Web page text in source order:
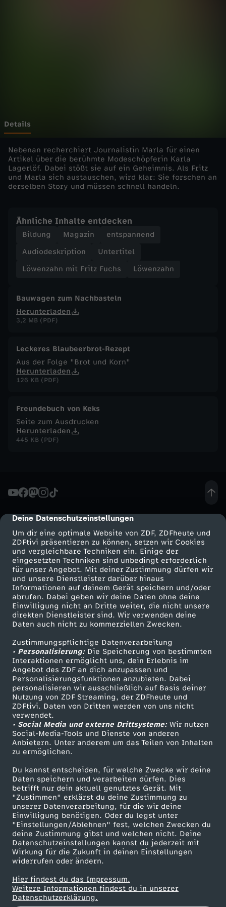
cmp-dialog-description
Deine Datenschutzeinstellungen
Um dir eine optimale Website von ZDF, ZDFheute und
ZDFtivi präsentieren zu können, setzen wir Cookies
und vergleichbare Techniken ein. Einige der
eingesetzten Techniken sind unbedingt erforderlich
für unser Angebot. Mit deiner Zustimmung dürfen wir
und unsere Dienstleister darüber hinaus
Informationen auf deinem Gerät speichern und/oder
abrufen. Dabei geben wir deine Daten ohne deine
Einwilligung nicht an Dritte weiter, die nicht unsere
direkten Dienstleister sind. Wir verwenden deine
Daten auch nicht zu kommerziellen Zwecken.
Zustimmungspflichtige Datenverarbeitung
• Personalisierung:Die Speicherung von bestimmten
Interaktionen ermöglicht uns, dein Erlebnis im
Angebot des ZDF an dich anzupassen und
Personalisierungsfunktionen anzubieten. Dabei
personalisieren wir ausschließlich auf Basis deiner
Nutzung von ZDF Streaming, der ZDFheute und
ZDFtivi. Daten von Dritten werden von uns nicht
verwendet.
• Social Media und externe Drittsysteme:Wir nutzen
Social-Media-Tools und Dienste von anderen
Anbietern. Unter anderem um das Teilen von Inhalten
zu ermöglichen.
Du kannst entscheiden, für welche Zwecke wir deine
Daten speichern und verarbeiten dürfen. Dies
betrifft nur dein aktuell genutztes Gerät. Mit
"Zustimmen" erklärst du deine Zustimmung zu
unserer Datenverarbeitung, für die wir deine
Einwilligung benötigen. Oder du legst unter
"Einstellungen/Ablehnen" fest, welchen Zwecken du
deine Zustimmung gibst und welchen nicht. Deine
Datenschutzeinstellungen kannst du jederzeit mit
Wirkung für die Zukunft in deinen Einstellungen
widerrufen oder ändern.
Hier findest du das Impressum.
Weitere Informationen findest du in unserer
Datenschutzerklärung.
F
r
i
z
F
u
c
h
s
-
i
b
l
l
e
-
D
a
s
g
l
i
t
z
e
r
n
d
e
Details
Nebenan recherchiert Journalistin Marla für einen
Artikel über die berühmte Modeschöpferin Karla
Lagerlöf. Dabei stößt sie auf ein Geheimnis. Als Fritz
und Marla sich austauschen, wird klar: Sie forschen an
derselben Story und müssen schnell handeln.
Ähnliche Inhalte entdecken
Bildung Magazin
entspannend
Audiodeskription
Untertitel
Löwenzahn mit Fritz Fuchs
Löwenzahn
Bauwagen zum Nachbasteln
Herunterladen
3,2 MB (PDF)
Leckeres Blaubeerbrot-Rezept
Aus der Folge "Brot und Korn"
Herunterladen
126 KB (PDF)
Freundebuch von Keks
Seite zum Ausdrucken
Herunterladen
445 KB (PDF)
Mehr ZDF
ZDF-Apps
Smart TV
ZDFtext
Livestreams
Sendungen A-Z
TV-Programm
Service
ZDFmitreden
Kontakt zum ZDF
Tickets
Zuschauerservice
Hilfe
ZDF Unternehmen
Karriere
ZDF goes Schule
Werbefernsehen
Mainzelmännchen
Partner